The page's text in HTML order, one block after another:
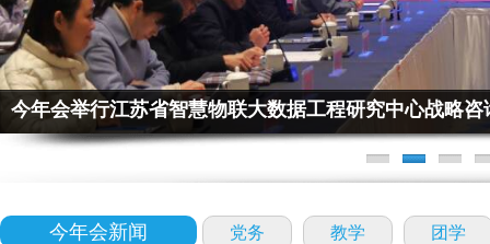
今年会举行江苏省智慧物联大数据工程研究中心战略咨
今年会新闻 党务 教学 团学